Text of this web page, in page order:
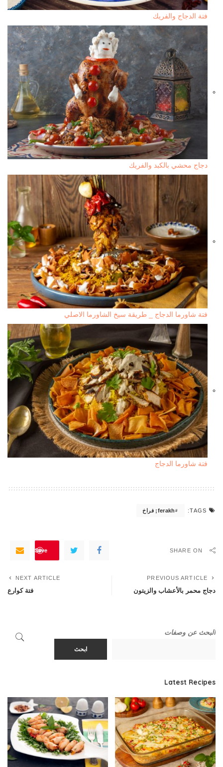
فتة الدجاج والفريك
دجاج محشي بالكبد والفريك
فتة شاورما الدجاج _ طريقة سيخ الشاورما الاصلي
فتة شاورما الدجاج
TAGS: ferakh; فراخ
SHARE ON
Save
PREVIOUS ARTICLE
دجاج محمر بالأعشاب والزيتون
NEXT ARTICLE
فتة كوارع
البحث عن وصفات
ابحث
Latest Recipes